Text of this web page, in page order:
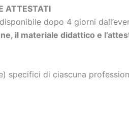
ATTESTATI
dopo 4 giorni
il materiale didattico e
specifici di ciascuna